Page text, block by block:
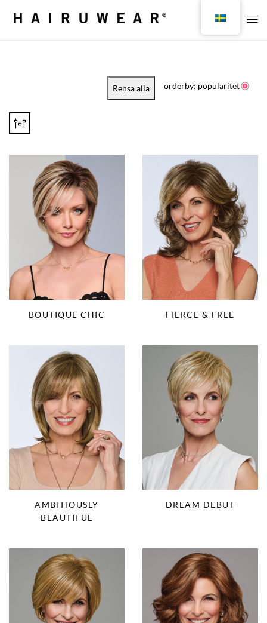
Rensa alla orderby: popularitet
BOUTIQUE CHIC FIERCE & FREE
AMBITIOUSLY
BEAUTIFUL
DREAM DEBUT